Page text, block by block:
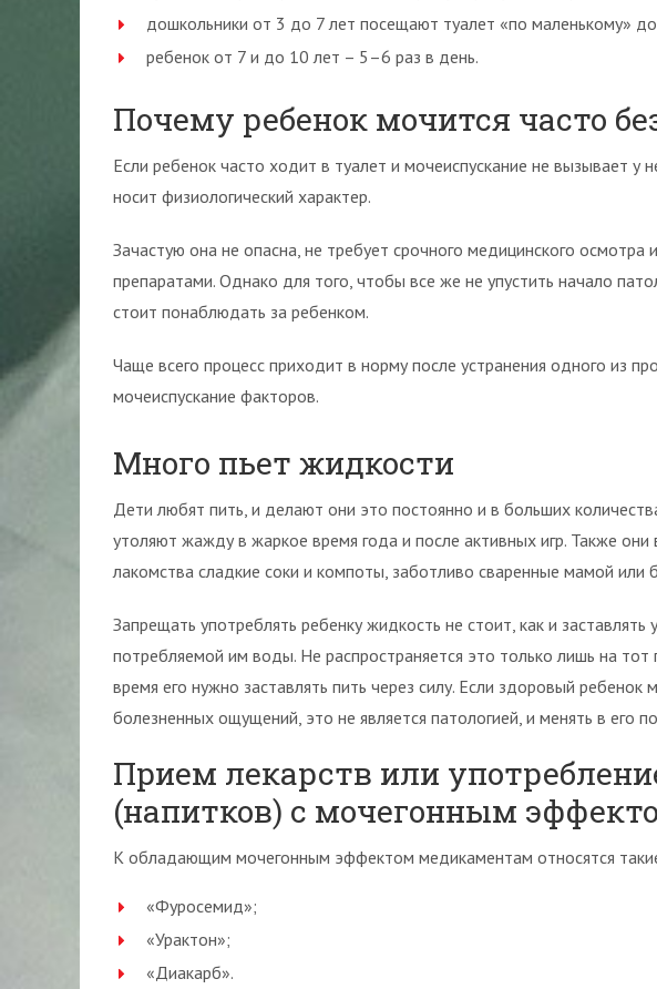
дошкольники от 3 до 7 лет посещают туалет «по маленькому»
ребенок от 7 и до 10 лет – 5–6 раз в день.
Почему ребенок мочится часто
Если ребенок часто ходит в туалет и мочеиспускание не вызывает у
носит физиологический характер.
Зачастую она не опасна, не требует срочного медицинского
препаратами. Однако для того, чтобы все же не упустить начало
стоит понаблюдать за ребенком.
Чаще всего процесс приходит в норму после устранения одного из
мочеиспускание факторов.
Много пьет жидкости
Дети любят пить, и делают они это постоянно и в больших
утоляют жажду в жаркое время года и после активных игр. Также
лакомства сладкие соки и компоты, заботливо сваренные мамой или
Запрещать употреблять ребенку жидкость не стоит, как и заставлять
потребляемой им воды. Не распространяется это только лишь на
время его нужно заставлять пить через силу. Если здоровый ребенок
болезненных ощущений, это не является патологией, и менять в его
Прием лекарств или
(напитков) с мочегонным
К обладающим мочегонным эффектом медикаментам относятся
«Фуросемид»;
«Урактон»;
«Диакарб».